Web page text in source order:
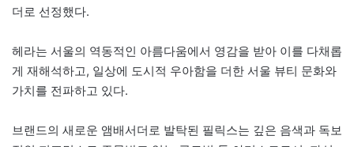
더로 선정했다.
헤라는 서울의 역동적인 아름다움에서 영감을 받아 이를 다채롭
게 재해석하고, 일상에 도시적 우아함을 더한 서울 뷰티 문화와
가치를 전파하고 있다.
브랜드의 새로운 앰배서더로 발탁된 필릭스는 깊은 음색과 독보